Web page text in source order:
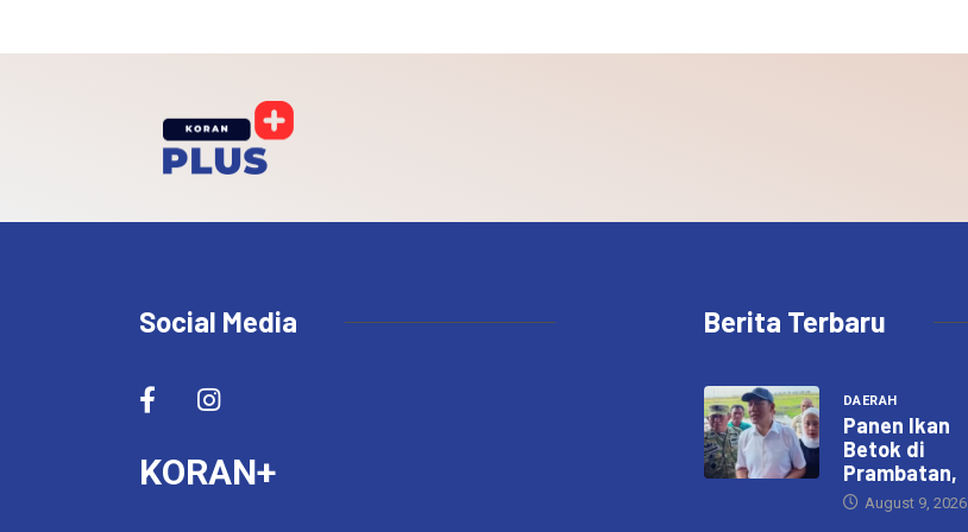
Social Media
KORAN+
Berita Terbaru
DAERAH
Panen Ikan
Betok di
Prambatan,
August 9, 2026